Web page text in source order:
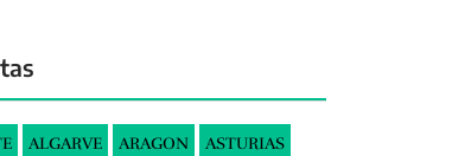
ALGARVE ARAGON ASTURIAS